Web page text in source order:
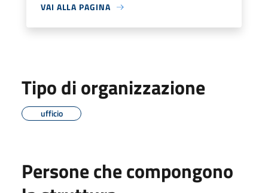
VAI ALLA PAGINA
Tipo di organizzazione
ufficio
Persone che compongono